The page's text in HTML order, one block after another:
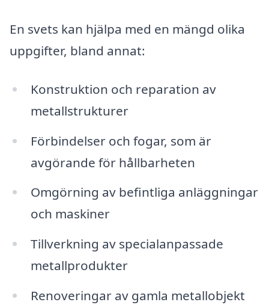
En svets kan hjälpa med en mängd olika
uppgifter, bland annat:
Konstruktion och reparation av
metallstrukturer
Förbindelser och fogar, som är
avgörande för hållbarheten
Omgörning av befintliga anläggningar
och maskiner
Tillverkning av specialanpassade
metallprodukter
Renoveringar av gamla metallobjekt